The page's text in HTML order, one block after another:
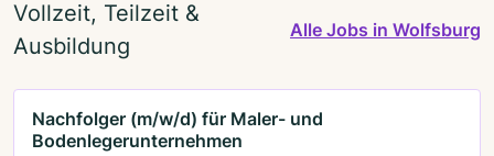
Vollzeit, Teilzeit &
Ausbildung
Alle Jobs in Wolfsburg
Nachfolger (m/w/d) für Maler- und
Bodenlegerunternehmen